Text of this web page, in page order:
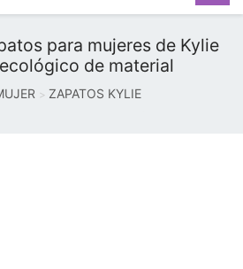
para mujeres de Kylie
de material
ZAPATOS KYLIE